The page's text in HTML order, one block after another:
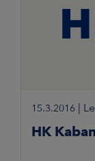
15.3.2016
HK